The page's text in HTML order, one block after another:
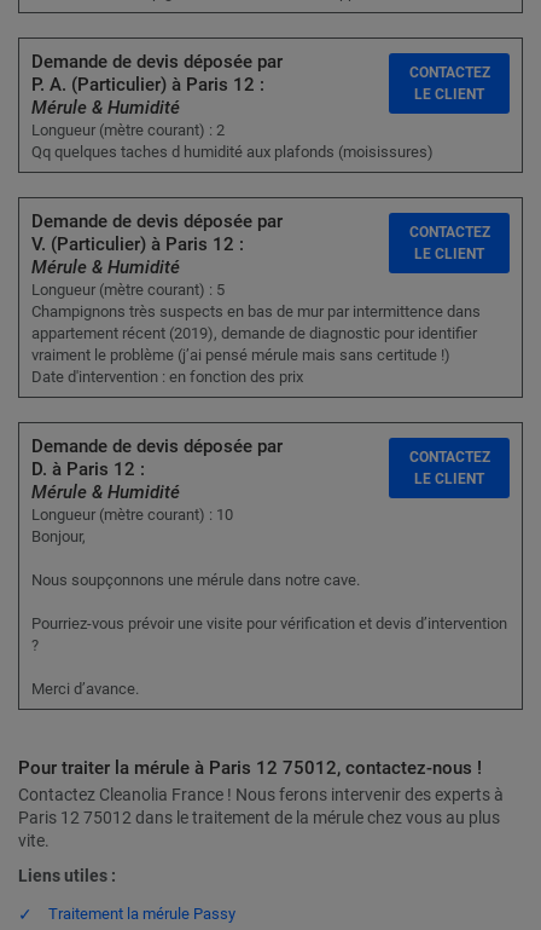
Demande de devis déposée par
P. A. (Particulier) à Paris 12 :
Mérule & Humidité
Longueur (mètre courant) : 2
Qq quelques taches d humidité aux plafonds (moisissures)
CONTACTEZ
LE CLIENT
Demande de devis déposée par
V. (Particulier) à Paris 12 :
Mérule & Humidité
Longueur (mètre courant) : 5
Champignons très suspects en bas de mur par intermittence dans
appartement récent (2019), demande de diagnostic pour identifier
vraiment le problème (j’ai pensé mérule mais sans certitude !)
Date d'intervention : en fonction des prix
CONTACTEZ
LE CLIENT
Demande de devis déposée par
D. à Paris 12 :
Mérule & Humidité
Longueur (mètre courant) : 10
Bonjour,
Nous soupçonnons une mérule dans notre cave.
Pourriez-vous prévoir une visite pour vérification et devis d’intervention
?
Merci d’avance.
CONTACTEZ
LE CLIENT
Pour traiter la mérule à Paris 12 75012, contactez-nous !
Contactez Cleanolia France ! Nous ferons intervenir des experts à
Paris 12 75012 dans le traitement de la mérule chez vous au plus
vite.
Liens utiles :
Traitement la mérule Passy